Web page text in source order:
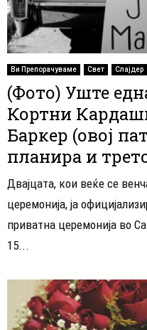
Ви Препорачуваме Свет Слајдер
(Фото) Уште
Кортни
Баркер (овој
планира и
Двајцата, кои веќе се
церемонија, ја
приватна церемонија во
15...